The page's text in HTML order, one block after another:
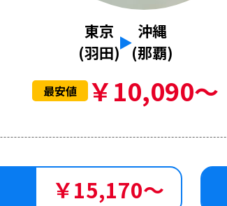
東京
(羽田)
沖縄
(那覇)
最安値 ￥10,090～
￥15,170～